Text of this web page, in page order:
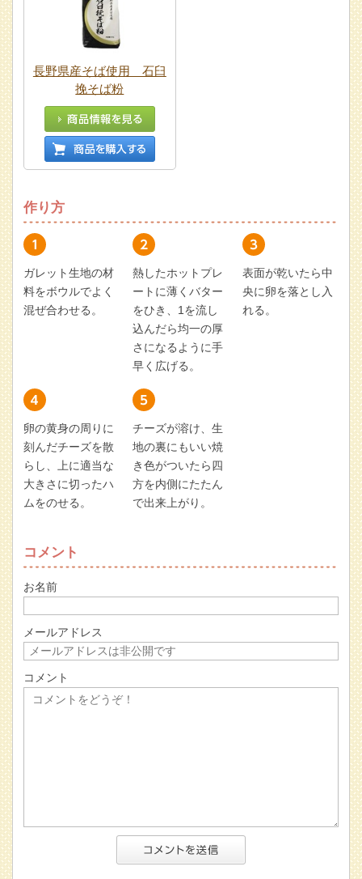
長野県産そば使用 石臼
挽そば粉
作り方
ガレット生地の材
料をボウルでよく
混ぜ合わせる。
熱したホットプレ
ートに薄くバター
をひき、1を流し
込んだら均一の厚
さになるように手
早く広げる。
表面が乾いたら中
央に卵を落とし入
れる。
卵の黄身の周りに
刻んだチーズを散
らし、上に適当な
大きさに切ったハ
ムをのせる。
チーズが溶け、生
地の裏にもいい焼
き色がついたら四
方を内側にたたん
で出来上がり。
コメント
お名前
メールアドレス
コメント